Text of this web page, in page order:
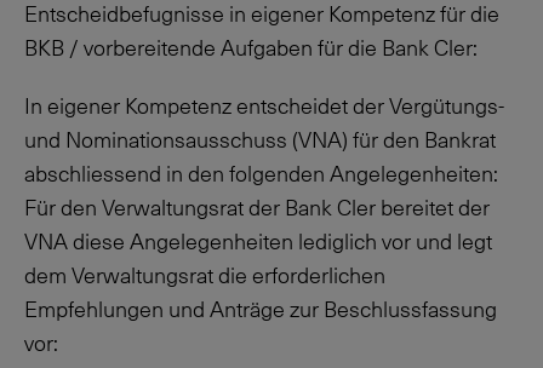
Entscheidbefugnisse in eigener Kompetenz für die
BKB / vorbereitende Aufgaben für die Bank Cler:
In eigener Kompetenz entscheidet der Vergütungs-
und Nominationsausschuss (VNA) für den Bankrat
abschliessend in den folgenden Angelegenheiten:
Für den Verwaltungsrat der Bank Cler bereitet der
VNA diese Angelegenheiten lediglich vor und legt
dem Verwaltungsrat die erforderlichen
Empfehlungen und Anträge zur Beschlussfassung
vor: